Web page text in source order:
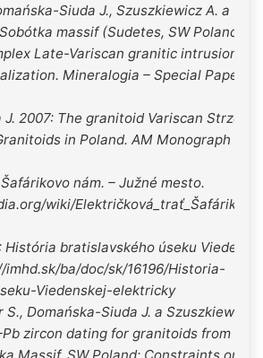
Siuda J., Szuszkiewicz A. a
massif (Sudetes, SW Poland) –
Late-Variscan granitic intrusion
Mineralogia – Special Papers,
J. 2007: The granitoid Variscan
in Poland. AM Monograph No.
nám. – Južné mesto.
wiki/
História bratislavského úseku
ba/doc/sk/16196/Historia-
Viedenskej-elektricky
S., Domańska-Siuda J. a Szuszkiewicz
zircon dating for granitoids from the
Massif, SW Poland: Constraints on